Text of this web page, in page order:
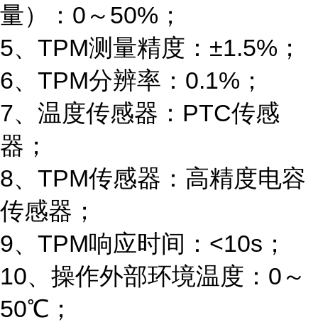
量）：0～50%；
5、TPM测量精度：±1.5%；
6、TPM分辨率：0.1%；
7、温度传感器：PTC传感
器；
8、TPM传感器：高精度电容
传感器；
9、TPM响应时间：<10s；
10、操作外部环境温度：0～
50℃；